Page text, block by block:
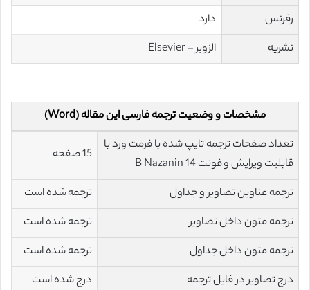
رفرنس
دارد
نشریه
الزویر – Elsevier
مشخصات و وضعیت ترجمه فارسی این مقاله (Word)
تعداد صفحات ترجمه تایپ شده با فرمت ورد با
قابلیت ویرایش و فونت 14 B Nazanin
15 صفحه
ترجمه عناوین تصاویر و جداول
ترجمه شده است
ترجمه متون داخل تصاویر
ترجمه شده است
ترجمه متون داخل جداول
ترجمه شده است
درج تصاویر در فایل ترجمه
درج شده است